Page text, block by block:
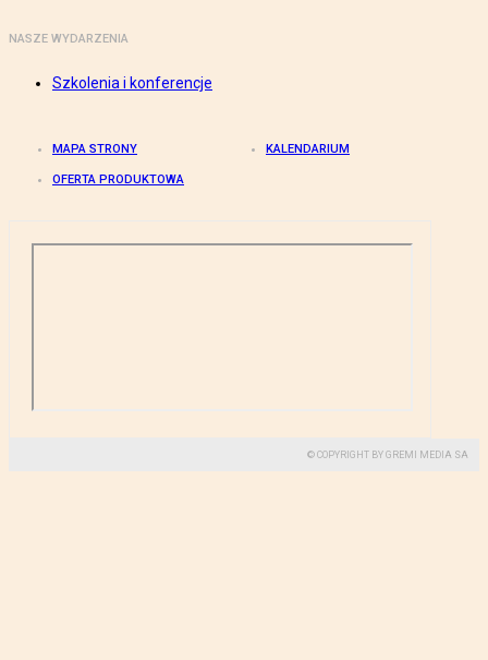
NASZE WYDARZENIA
Szkolenia i konferencje
MAPA STRONY KALENDARIUM
OFERTA PRODUKTOWA
© COPYRIGHT BY GREMI MEDIA SA